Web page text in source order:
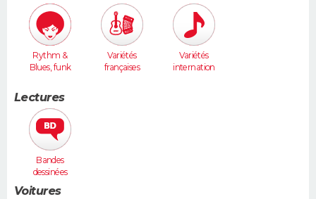
Rythm &
Blues, funk
Variétés
françaises
Variétés
internation
Lectures
Bandes
dessinées
Voitures